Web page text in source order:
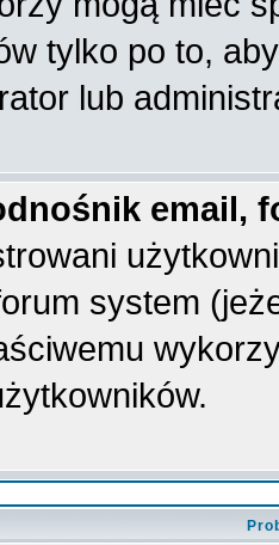
tylko po to,
lub
email,
system